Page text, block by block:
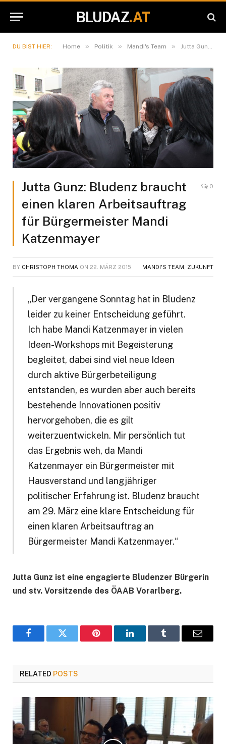
BLUDAZ.AT
DU BIST HIER: Home » Politik » Mandi's Team » Jutta Gunz: Bludenz braucht einen klaren Arbeitsauftrag für Bürgermeister Mandi Katzenmayer
Jutta Gunz: Bludenz braucht
einen klaren Arbeitsauftrag
für Bürgermeister Mandi
Katzenmayer
0
BY CHRISTOPH THOMA ON 22. MÄRZ 2015 MANDI'S TEAM ZUKUNFT
„Der vergangene Sonntag hat in Bludenz
leider zu keiner Entscheidung geführt.
Ich habe Mandi Katzenmayer in vielen
Ideen-Workshops mit Begeisterung
begleitet, dabei sind viel neue Ideen
durch aktive Bürgerbeteiligung
entstanden, es wurden aber auch bereits
bestehende Innovationen positiv
hervorgehoben, die es gilt
weiterzuentwickeln. Mir persönlich tut
das Ergebnis weh, da Mandi
Katzenmayer ein Bürgermeister mit
Hausverstand und langjähriger
politischer Erfahrung ist. Bludenz braucht
am 29. März eine klare Entscheidung für
einen klaren Arbeitsauftrag an
Bürgermeister Mandi Katzenmayer.“
Jutta Gunz ist eine engagierte Bludenzer Bürgerin
und stv. Vorsitzende des ÖAAB Vorarlberg.
FacebookTwitter Pinterest LinkedInTumblr Email
RELATED POSTS